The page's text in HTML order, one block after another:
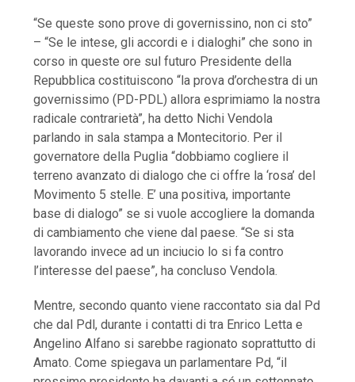
“Se queste sono prove di governissino, non ci sto”
– “Se le intese, gli accordi e i dialoghi” che sono in
corso in queste ore sul futuro Presidente della
Repubblica costituiscono “la prova d’orchestra di un
governissimo (PD-PDL) allora esprimiamo la nostra
radicale contrarietà”, ha detto Nichi Vendola
parlando in sala stampa a Montecitorio. Per il
governatore della Puglia “dobbiamo cogliere il
terreno avanzato di dialogo che ci offre la ‘rosa’ del
Movimento 5 stelle. E’ una positiva, importante
base di dialogo” se si vuole accogliere la domanda
di cambiamento che viene dal paese. “Se si sta
lavorando invece ad un inciucio lo si fa contro
l’interesse del paese”, ha concluso Vendola.
Mentre, secondo quanto viene raccontato sia dal Pd
che dal Pdl, durante i contatti di tra Enrico Letta e
Angelino Alfano si sarebbe ragionato soprattutto di
Amato. Come spiegava un parlamentare Pd, “il